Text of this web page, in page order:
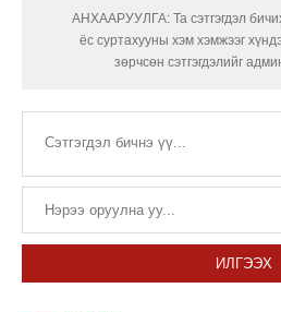
АНХААРУУЛГА: Та сэтгэгдэл
ёс суртахууны хэм хэмжээг
зөрчсөн сэтгэгдэлийг
ИЛГЭЭХ